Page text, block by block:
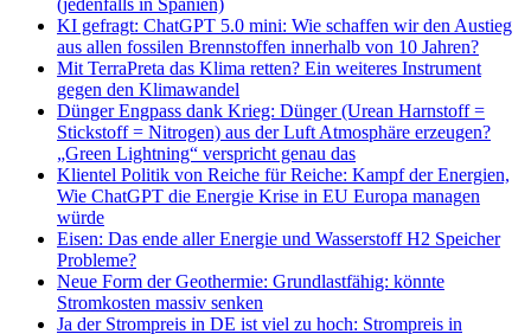
(jedenfalls in Spanien)
KI gefragt: ChatGPT 5.0 mini: Wie schaffen wir den Austieg
aus allen fossilen Brennstoffen innerhalb von 10 Jahren?
Mit TerraPreta das Klima retten? Ein weiteres Instrument
gegen den Klimawandel
Dünger Engpass dank Krieg: Dünger (Urean Harnstoff =
Stickstoff = Nitrogen) aus der Luft Atmosphäre erzeugen?
„Green Lightning“ verspricht genau das
Klientel Politik von Reiche für Reiche: Kampf der Energien,
Wie ChatGPT die Energie Krise in EU Europa managen
würde
Eisen: Das ende aller Energie und Wasserstoff H2 Speicher
Probleme?
Neue Form der Geothermie: Grundlastfähig: könnte
Stromkosten massiv senken
Ja der Strompreis in DE ist viel zu hoch: Strompreis in